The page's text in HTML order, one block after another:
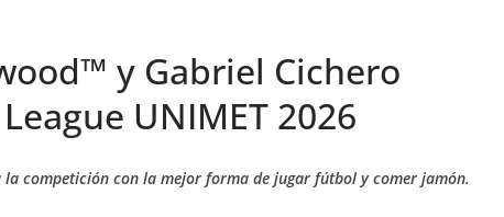
y Gabriel Cichero
UNIMET 2026
competición con la mejor forma de jugar fútbol y comer jamón.